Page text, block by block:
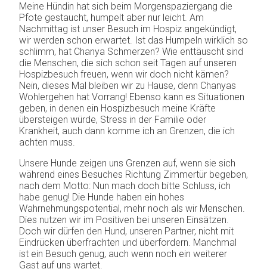
Meine Hündin hat sich beim Morgenspaziergang die
Pfote gestaucht, humpelt aber nur leicht. Am
Nachmittag ist unser Besuch im Hospiz angekündigt,
wir werden schon erwartet. Ist das Humpeln wirklich so
schlimm, hat Chanya Schmerzen? Wie enttäuscht sind
die Menschen, die sich schon seit Tagen auf unseren
Hospizbesuch freuen, wenn wir doch nicht kämen?
Nein, dieses Mal bleiben wir zu Hause, denn Chanyas
Wohlergehen hat Vorrang! Ebenso kann es Situationen
geben, in denen ein Hospizbesuch meine Kräfte
übersteigen würde, Stress in der Familie oder
Krankheit, auch dann komme ich an Grenzen, die ich
achten muss.
Unsere Hunde zeigen uns Grenzen auf, wenn sie sich
während eines Besuches Richtung Zimmertür begeben,
nach dem Motto: Nun mach doch bitte Schluss, ich
habe genug! Die Hunde haben ein hohes
Wahrnehmungspotential, mehr noch als wir Menschen.
Dies nutzen wir im Positiven bei unseren Einsätzen.
Doch wir dürfen den Hund, unseren Partner, nicht mit
Eindrücken überfrachten und überfordern. Manchmal
ist ein Besuch genug, auch wenn noch ein weiterer
Gast auf uns wartet.